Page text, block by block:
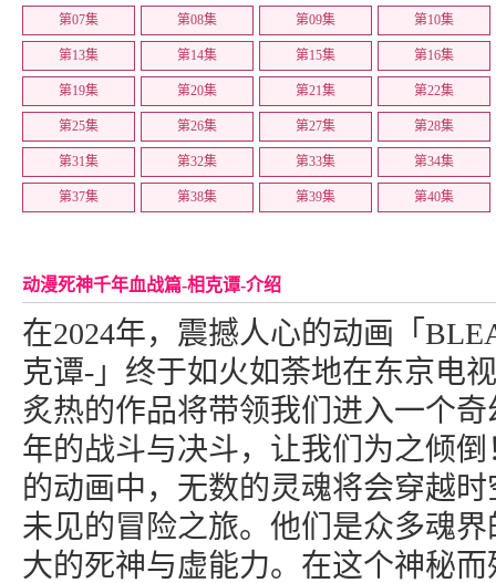
第07集 第08集 第09集 第10集
第13集 第14集 第15集 第16集
第19集 第20集 第21集 第22集
第25集 第26集 第27集 第28集
第31集 第32集 第33集 第34集
第37集 第38集 第39集 第40集
动漫死神千年血战篇-相克谭-介绍
在2024年，震撼人心的动画「
克谭-」终于如火如荼地在东京电
炙热的作品将带领我们进入一个
年的战斗与决斗，让我们为之倾
的动画中，无数的灵魂将会穿越
未见的冒险之旅。他们是众多魂
大的死神与虚能力。在这个神秘